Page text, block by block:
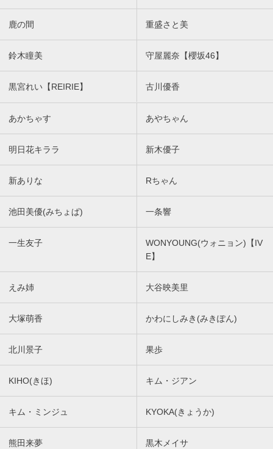
鹿の間 重盛さと美
鈴木瞳美 守屋麗奈【櫻坂46】
黒宮れい【REIRIE】 古川優香
あかちゃす あやちゃん
明日花キララ 新木優子
新ありな Rちゃん
池田美優(みちょぱ) 一条響
一生友子
WONYOUNG(ウォニョン)【IV
E】
えみ姉 大谷映美里
大塚萌香 かわにしみき(みきぽん)
北川景子 果歩
KIHO(きほ) キム・ジアン
キム・ミンジュ KYOKA(きょうか)
熊田来夢 黒木メイサ